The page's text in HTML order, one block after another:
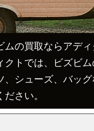
ムの買取ならアデ
クトでは、ビズビ
、シューズ、バッ
ださい。